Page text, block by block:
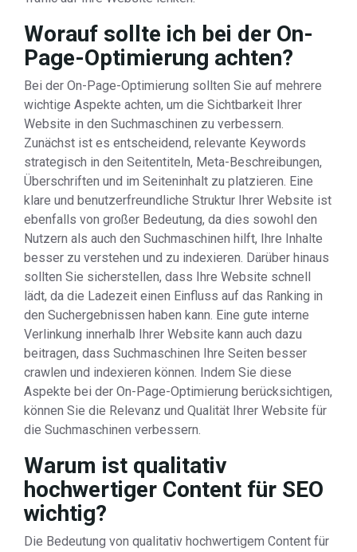
Worauf sollte ich bei der On-
Page-Optimierung achten?
Bei der On-Page-Optimierung sollten Sie auf mehrere
wichtige Aspekte achten, um die Sichtbarkeit Ihrer
Website in den Suchmaschinen zu verbessern.
Zunächst ist es entscheidend, relevante Keywords
strategisch in den Seitentiteln, Meta-Beschreibungen,
Überschriften und im Seiteninhalt zu platzieren. Eine
klare und benutzerfreundliche Struktur Ihrer Website ist
ebenfalls von großer Bedeutung, da dies sowohl den
Nutzern als auch den Suchmaschinen hilft, Ihre Inhalte
besser zu verstehen und zu indexieren. Darüber hinaus
sollten Sie sicherstellen, dass Ihre Website schnell
lädt, da die Ladezeit einen Einfluss auf das Ranking in
den Suchergebnissen haben kann. Eine gute interne
Verlinkung innerhalb Ihrer Website kann auch dazu
beitragen, dass Suchmaschinen Ihre Seiten besser
crawlen und indexieren können. Indem Sie diese
Aspekte bei der On-Page-Optimierung berücksichtigen,
können Sie die Relevanz und Qualität Ihrer Website für
die Suchmaschinen verbessern.
Warum ist qualitativ
hochwertiger Content für SEO
wichtig?
Die Bedeutung von qualitativ hochwertigem Content für